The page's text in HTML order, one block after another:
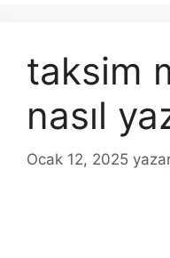
taksim
nasıl
Ocak 12, 2025